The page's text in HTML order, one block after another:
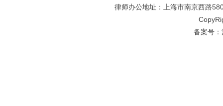
律师办公地址：上海市南京西路
备案号：